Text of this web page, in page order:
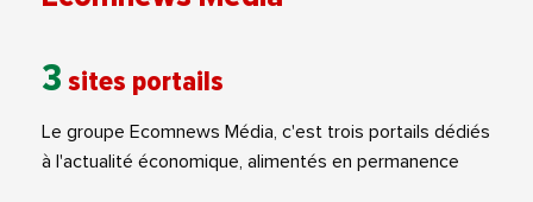
3 sites portails
Le groupe Ecomnews Média, c'est trois portails dédiés
à l'actualité économique, alimentés en permanence